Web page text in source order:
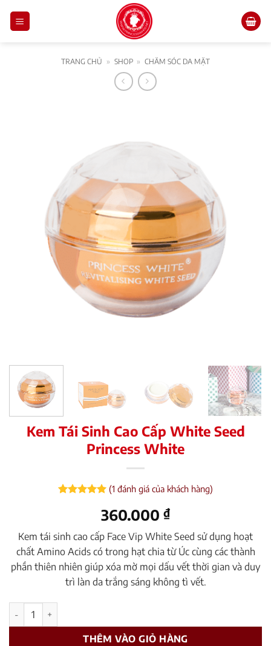
TRANG CHỦ » SHOP » CHĂM SÓC DA MẶT
Kem Tái Sinh Cao Cấp White Seed
Princess White
(1 đánh giá của khách hàng)
360.000 ₫
Kem tái sinh cao cấp Face Vip White Seed sử dụng hoạt
chất Amino Acids có trong hạt chia từ Úc cùng các thành
phần thiên nhiên giúp xóa mờ mọi dấu vết thời gian và duy
trì làn da trắng sáng không tì vết.
Số lượng
THÊM VÀO GIỎ HÀNG